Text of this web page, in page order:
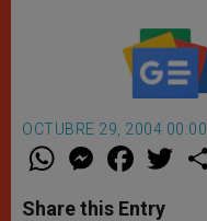
OCTUBRE 29, 2004 00:00
W
t
M
e
s
F
a
e
w
Share this Entry